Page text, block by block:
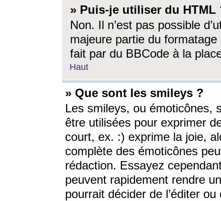
» Puis-je utiliser du HTML
Non. Il n’est pas possible
majeure partie du
fait par du BBCode à la
Haut
» Que sont les smileys ?
Les smileys, ou émoticônes,
être utilisées pour exprimer
court, ex. :) exprime la joie,
complète des émoticônes
rédaction. Essayez
peuvent rapidement rendre
pourrait décider de l’éditer